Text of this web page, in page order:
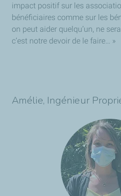
impact positif sur les
bénéficiaires comme sur les
on peut aider quelqu’un, ne
c’est notre devoir de le faire… »
Amélie, Ingénieur